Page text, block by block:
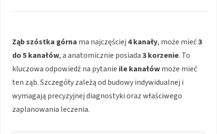
Ząb szóstka górna ma najczęściej4 kanały, może mieć3
do 5 kanałów, a anatomicznie posiada3 korzenie. To
kluczowa odpowiedź na pytanie ile kanałówmoże mieć
ten ząb. Szczegóły zależą od budowy indywidualnej i
wymagają precyzyjnej diagnostyki oraz właściwego
zaplanowania leczenia.